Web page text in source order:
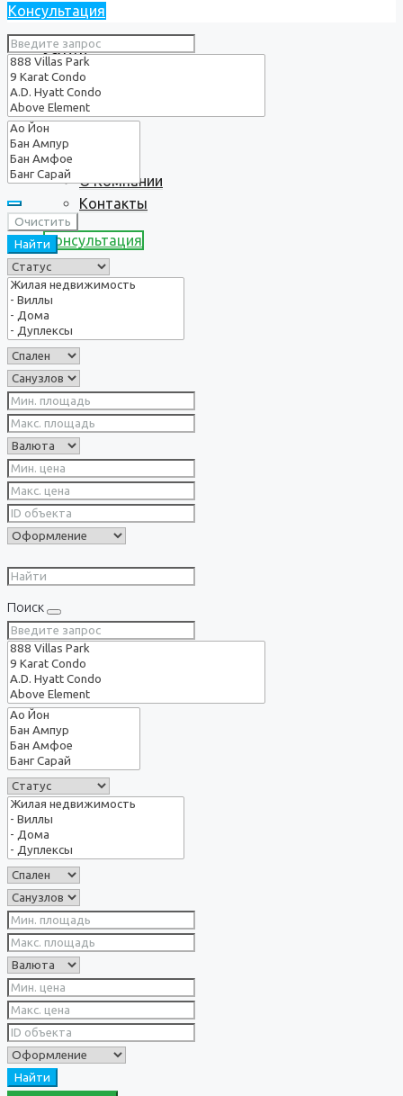
Услуги
О нас
О Компании
Контакты
Консультация
Консультация
Очистить
Найти
Поиск
Найти